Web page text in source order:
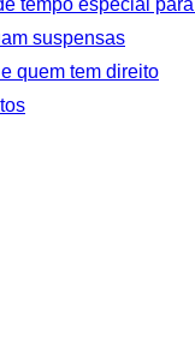
suspensas
quem tem direito